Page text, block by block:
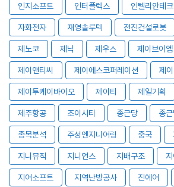
인지소프트 인터플렉스 인텔리안테크
자화전자 재영솔루텍 전진건설로봇
제노코 제닉 제우스 제이브이엠
제이앤티씨 제이에스코퍼레이션 제이
제이투케이바이오 제이티 제일기획
제주항공 조이시티 종근당 종
종목분석 주성엔지니어링 중국
지니뮤직 지니언스 지배구조
지어소프트 지역난방공사 진에어